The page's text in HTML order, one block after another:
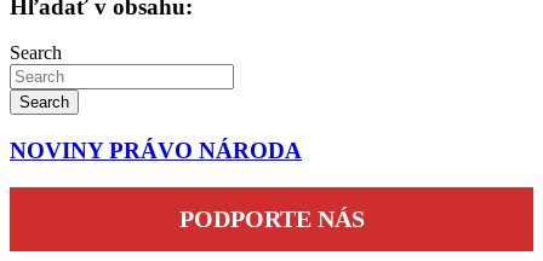
Hľadať v obsahu:
Search
Search
NOVINY PRÁVO NÁRODA
PODPORTE NÁS